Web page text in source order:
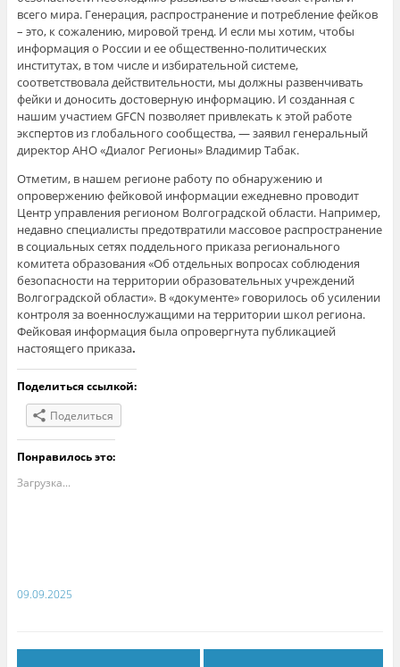
всего мира. Генерация, распространение и потребление фейков
– это, к сожалению, мировой тренд. И если мы хотим, чтобы
информация о России и ее общественно-политических
институтах, в том числе и избирательной системе,
соответствовала действительности, мы должны развенчивать
фейки и доносить достоверную информацию. И созданная с
нашим участием GFCN позволяет привлекать к этой работе
экспертов из глобального сообщества, — заявил генеральный
директор АНО «Диалог Регионы» Владимир Табак.
Отметим, в нашем регионе работу по обнаружению и
опровержению фейковой информации ежедневно проводит
Центр управления регионом Волгоградской области. Например,
недавно специалисты предотвратили массовое распространение
в социальных сетях поддельного приказа регионального
комитета образования «Об отдельных вопросах соблюдения
безопасности на территории образовательных учреждений
Волгоградской области». В «документе» говорилось об усилении
контроля за военнослужащими на территории школ региона.
Фейковая информация была опровергнута публикацией
настоящего приказа.
Поделиться ссылкой:
Поделиться
Понравилось это:
Загрузка...
09.09.2025